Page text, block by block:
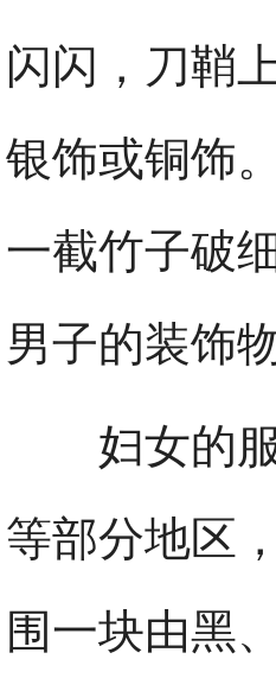
闪闪，刀鞘
银饰或铜饰
一截竹子破
男子的装饰
妇女的服
等部分地区
围一块由黑